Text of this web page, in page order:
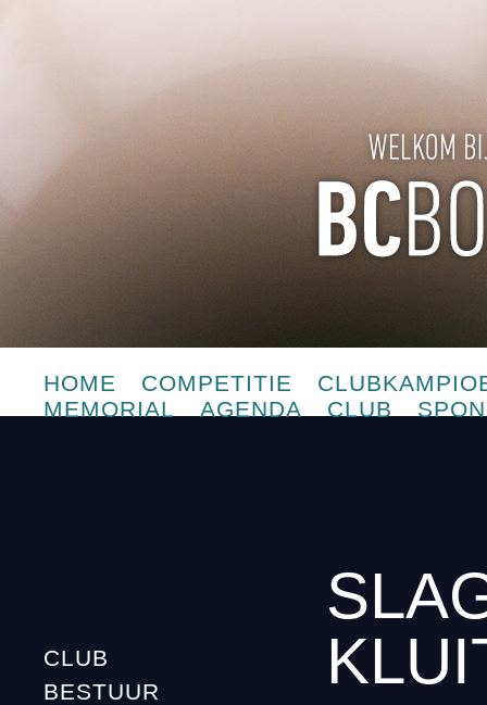
HOME COMPETITIE
MEMORIAL
AGENDA CLUB
CLUB
BESTUUR